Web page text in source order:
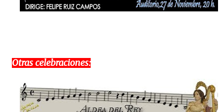
Otras celebraciones: